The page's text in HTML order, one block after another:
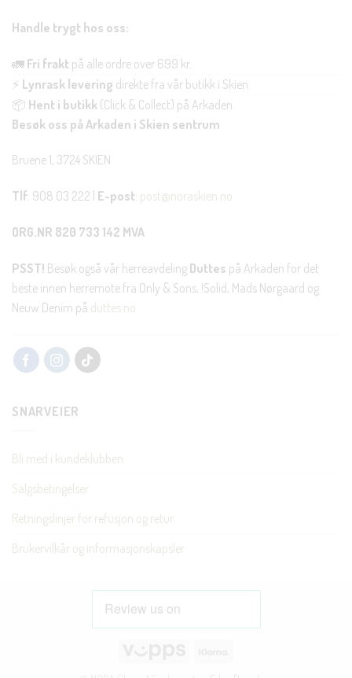
Handle trygt hos oss:
🚛 Fri frakt på alle ordre over 699 kr.
⚡ Lynrask levering direkte fra vår butikk i Skien.
📦 Hent i butikk (Click & Collect) på Arkaden.
Besøk oss på Arkaden i Skien sentrum
Bruene 1, 3724 SKIEN
Tlf: 908 03 222 | E-post: post@noraskien.no
ORG.NR 820 733 142 MVA
PSST! Besøk også vår herreavdeling Duttes på Arkaden for det
beste innen herremote fra Only & Sons, !Solid, Mads Nørgaard og
Neuw Denim på duttes.no
SNARVEIER
Bli med i kundeklubben
Salgsbetingelser
Retningslinjer for refusjon og retur
Brukervilkår og informasjonskapsler